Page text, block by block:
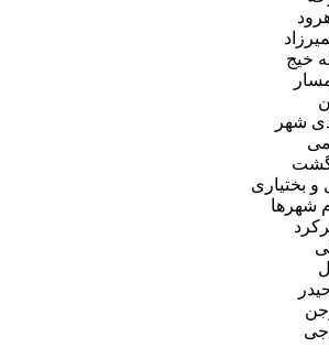
خیج
شهر
و بختیاری
شهر‌ها